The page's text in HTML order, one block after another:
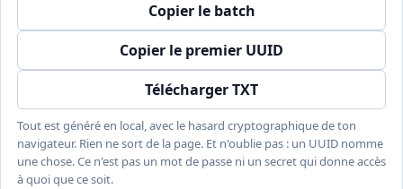
Copier le batch
Copier le premier UUID
Télécharger TXT
Tout est généré en local, avec le hasard cryptographique de ton
navigateur. Rien ne sort de la page. Et n'oublie pas : un UUID nomme
une chose. Ce n'est pas un mot de passe ni un secret qui donne accès
à quoi que ce soit.